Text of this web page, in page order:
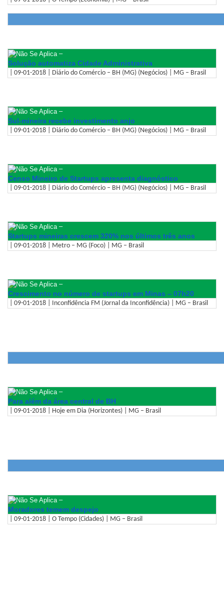
–
Solução automatiza Cidade Administrativa
| 09-01-2018 | Diário do Comércio – BH (MG) (Negócios) | MG – Brasil
–
Sul-mineira recebe investimento anjo
| 09-01-2018 | Diário do Comércio – BH (MG) (Negócios) | MG – Brasil
–
Censo Mineiro de Startups apresenta diagnóstico
| 09-01-2018 | Diário do Comércio – BH (MG) (Negócios) | MG – Brasil
–
Startups mineiras crescem 320% nos últimos três anos
| 09-01-2018 | Metro – MG (Foco) | MG – Brasil
–
Crescimento no número de startups em Minas – 07h20
| 09-01-2018 | Inconfidência FM (Jornal da Inconfidência) | MG – Brasil
–
Para além da área central de BH
| 09-01-2018 | Hoje em Dia (Horizontes) | MG – Brasil
–
Moradores temem despejo
| 09-01-2018 | O Tempo (Cidades) | MG – Brasil